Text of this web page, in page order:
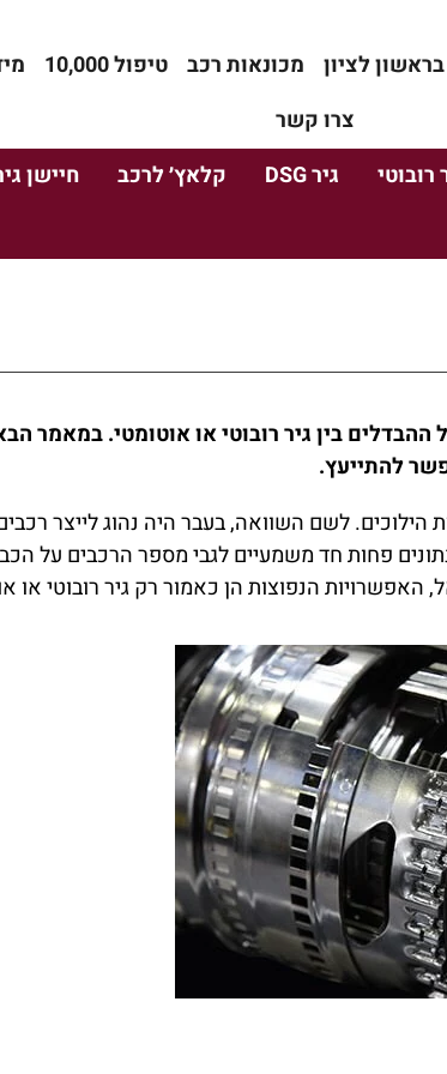
לציון מכונאות רכב טיפול 10,000
צרו קשר
רובוטי גיר DSG קלאץ׳ לרכב חיישן
בין גיר רובוטי או אוטומטי. במאמר
להתייעץ.
הילוכים. לשם השוואה, בעבר היה נהוג לייצר
פחות חד משמעיים לגבי מספר הרכבים על
האפשרויות הנפוצות הן כאמור רק גיר רובוטי או